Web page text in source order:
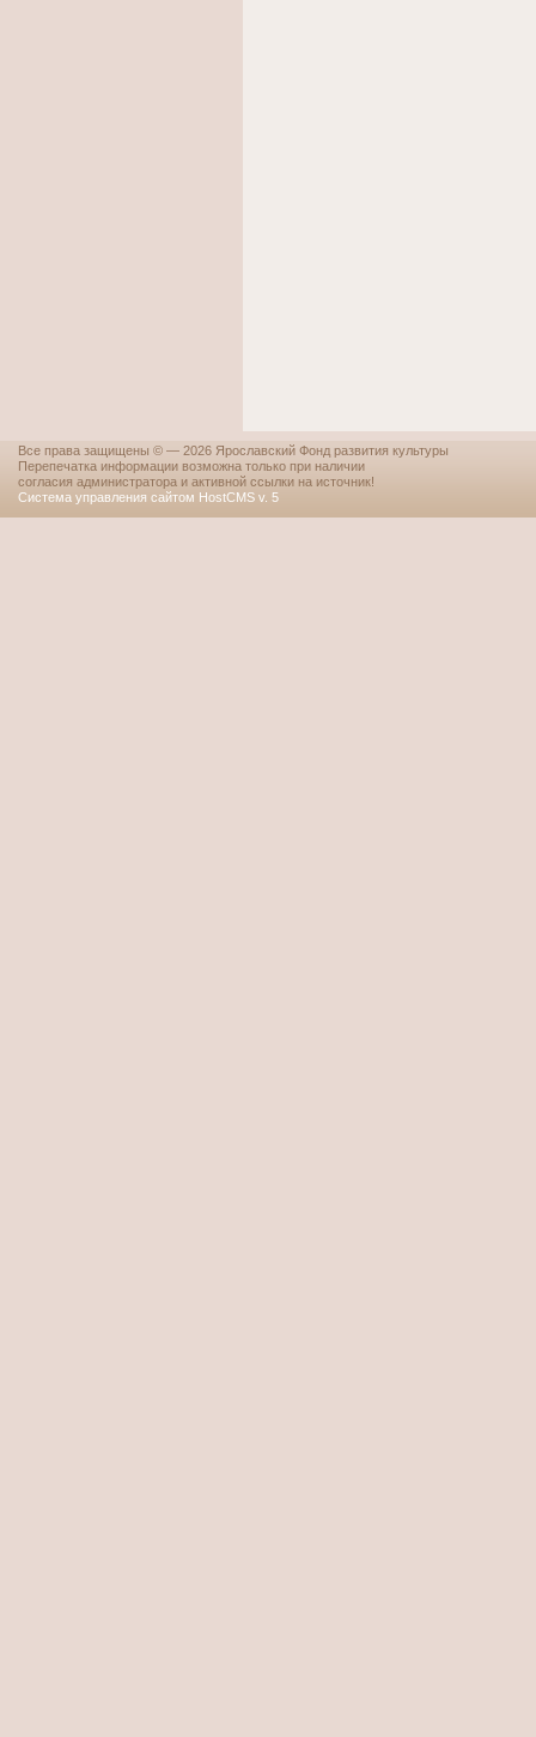
Все права защищены © — 2026 Ярославский Фонд развития культуры
Перепечатка информации возможна только при наличии
согласия администратора и активной ссылки на источник!
Система управления сайтом HostCMS v. 5